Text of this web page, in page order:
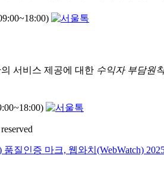
서비스 제공에 대한 수익자 부담원